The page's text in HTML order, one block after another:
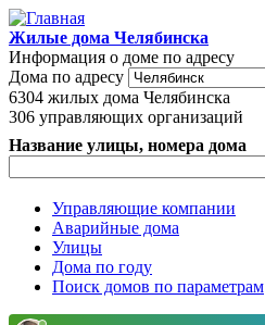
Перейти к основному содержанию
Жилые дома Челябинска
Информация о доме по адресу
Дома по адресу
6304 жилых дома Челябинска
306 управляющих организаций
Название улицы, номера дома
Главное меню
Управляющие компании
Аварийные дома
Улицы
Дома по году
Поиск домов по параметрам